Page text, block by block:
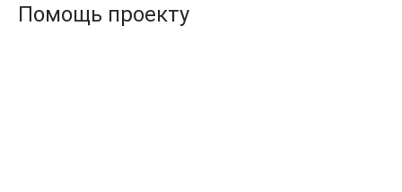
Помощь проекту